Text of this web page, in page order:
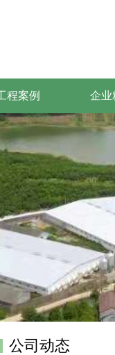
程案例 企业
公司动态